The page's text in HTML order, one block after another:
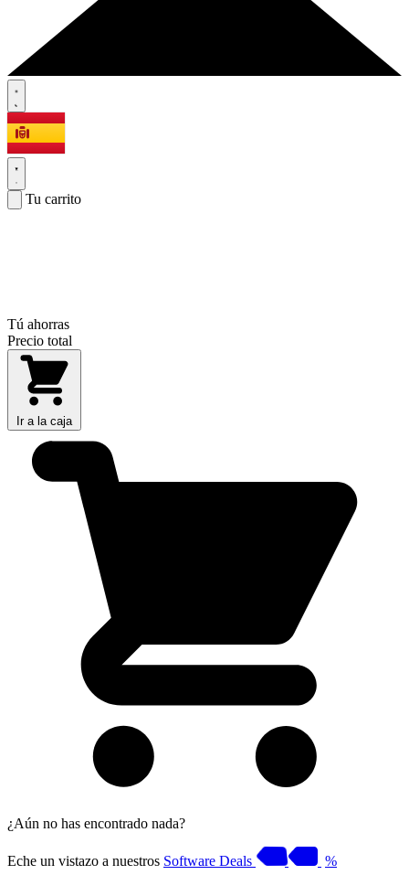
Tu carrito
Tú ahorras
Precio total
Ir a la caja
¿Aún no has encontrado nada?
Eche un vistazo a nuestros Software Deals %